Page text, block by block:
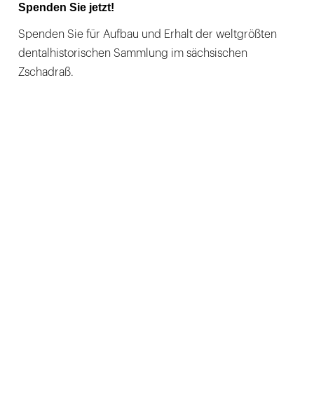
Spenden Sie jetzt!
Spenden Sie für Aufbau und Erhalt der weltgrößten
dentalhistorischen Sammlung im sächsischen
Zschadraß.